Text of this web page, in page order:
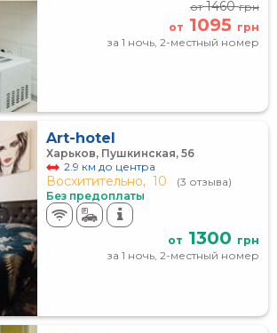
от1460грн
от 1095 грн
за 1 ночь, 2-местный номер
Art-hotel
Харьков, Пушкинская, 56
2.9 км до центра
Восхитительно, 10
(3 отзыва)
Без предоплаты
от 1300 грн
за 1 ночь, 2-местный номер